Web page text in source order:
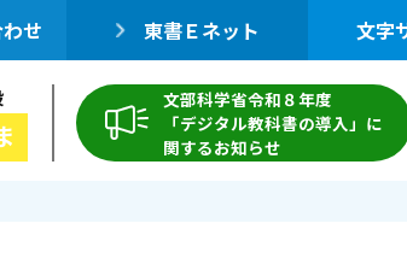
せ 東書Ｅネット 文字
文部科学省令和８年度
「デジタル教科書の導入」に
関するお知らせ